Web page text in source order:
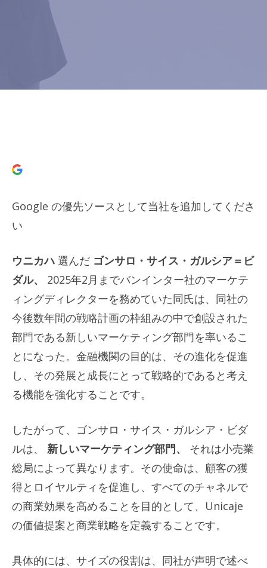
Google の優先ソースとして当社を追加してくださ
い
ウニカハ 選んだ ゴンサロ・サイス・ガルシア＝ビ
ダル、
2025年2月までバンインター社のマーケテ
ィングディレクターを務めていた同氏は、同社の
今後数年間の戦略計画の枠組みの中で創設された
部門である新しいマーケティング部門を率いるこ
とになった。金融機関の目的は、その進化を促進
し、その発展と成長にとって戦略的であると考え
る機能を強化することです。
したがって、ゴンサロ・サイス・ガルシア・ビダ
ルは、 新しいマーケティング部門、
それは小売業
総局によって異なります。その使命は、顧客の獲
得とロイヤルティを促進し、すべてのチャネルで
の商業効果を高めることを目的として、Unicaje
の価値提案と商業戦略を定義することです。
具体的には、サイズの役割は、同社が声明で述べ